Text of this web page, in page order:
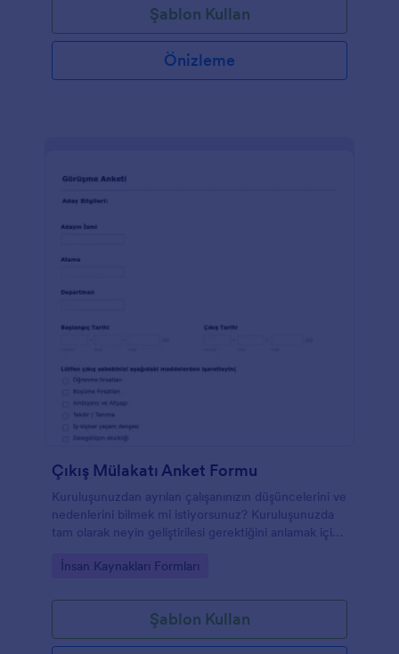
bir alan bulunuyor.Şablon Kullan
Önizleme
Çıkış Mülakatı Anket Formu
Kuruluşunuzdan ayrılan çalışanınızın düşüncelerini ve
nedenlerini bilmek mi istiyorsunuz? Kuruluşunuzda
tam olarak neyin geliştirilesi gerektiğini anlamak için
Go to Category:
İnsan Kaynakları Formları
Şablon Kullan